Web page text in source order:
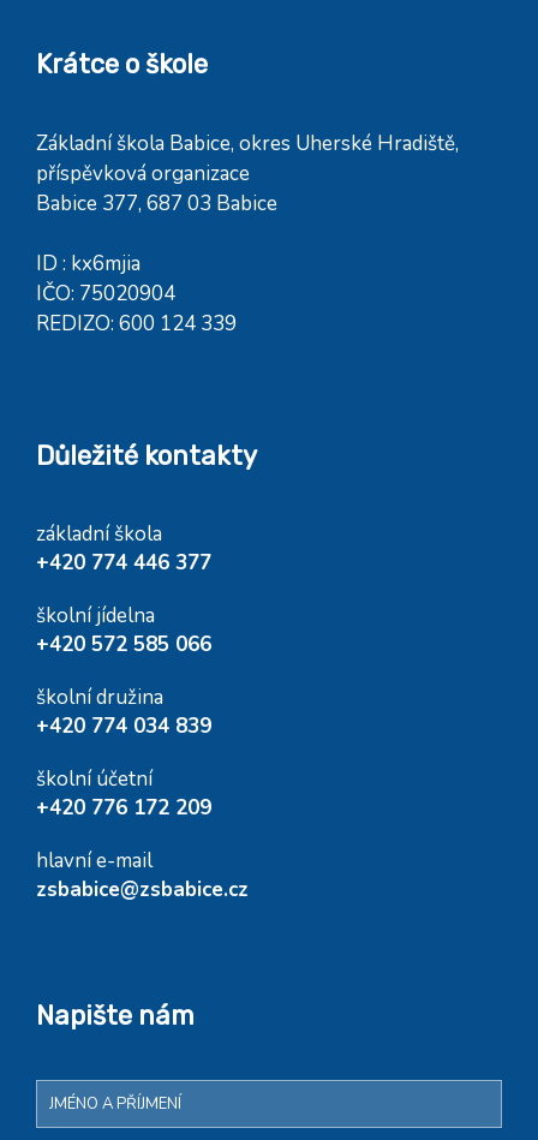
Krátce o škole
Základní škola Babice, okres Uherské Hradiště,
příspěvková organizace
Babice 377, 687 03 Babice
ID : kx6mjia
IČO: 75020904
REDIZO: 600 124 339
Důležité kontakty
základní škola
+420 774 446 377
školní jídelna
+420 572 585 066
školní družina
+420 774 034 839
školní účetní
+420 776 172 209
hlavní e-mail
zsbabice@zsbabice.cz
Napište nám